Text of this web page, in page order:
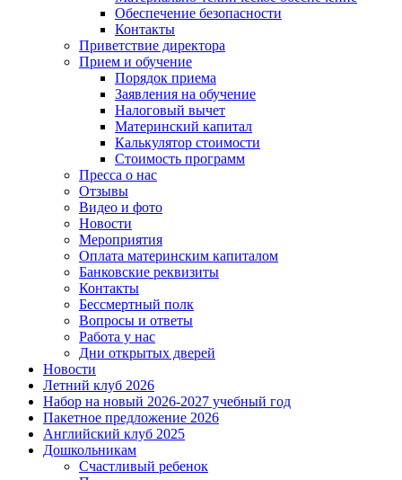
Обеспечение безопасности
Контакты
Приветствие директора
Прием и обучение
Порядок приема
Заявления на обучение
Налоговый вычет
Материнский капитал
Калькулятор стоимости
Стоимость программ
Пресса о нас
Отзывы
Видео и фото
Новости
Мероприятия
Оплата материнским капиталом
Банковские реквизиты
Контакты
Бессмертный полк
Вопросы и ответы
Работа у нас
Дни открытых дверей
Новости
Летний клуб 2026
Набор на новый 2026-2027 учебный год
Пакетное предложение 2026
Английский клуб 2025
Дошкольникам
Счастливый ребенок